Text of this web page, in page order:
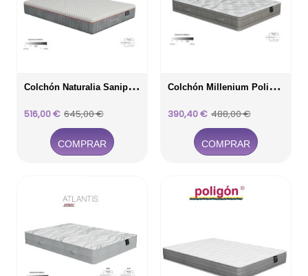
C
Olchón Naturalia Sanipedic
Precio
516,00 €Precio
base
645,00 €
COMPRAR
C
Olchón Millenium Poligón
Precio
390,40 €Precio
base
488,00 €
COMPRAR